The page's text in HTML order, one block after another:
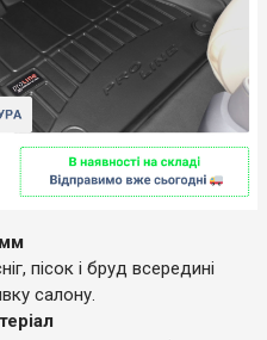
пісок і бруд всередині
салону.